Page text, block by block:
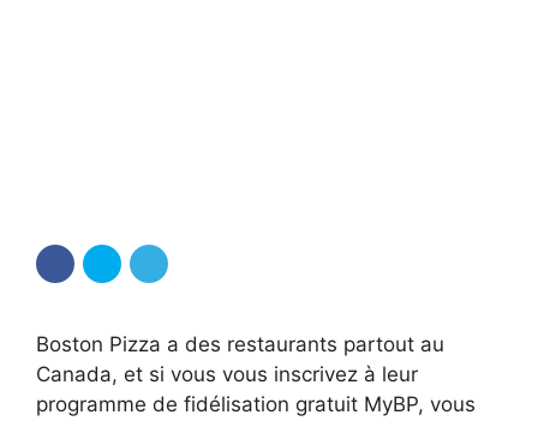
Boston Pizza a des restaurants partout au
Canada, et si vous vous inscrivez à leur
programme de fidélisation gratuit MyBP, vous